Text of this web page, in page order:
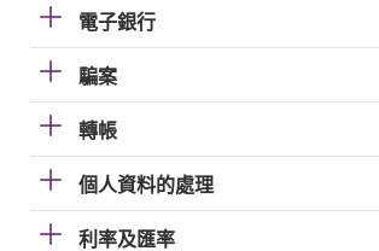
電子銀行
騙案
轉帳
個人資料的處理
利率及匯率